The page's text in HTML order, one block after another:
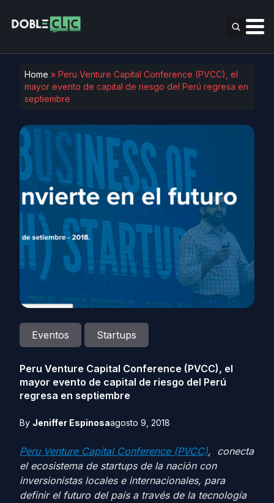
Home » Peru Venture Capital Conference (PVCC), el
mayor evento de capital de riesgo del Perú regresa en
septiembre
Eventos Startups
Peru Venture Capital Conference (PVCC), el
mayor evento de capital de riesgo del Perú
regresa en septiembre
By Jeniffer Espinosaagosto 9, 2018
Peru Venture Capital Conference (PVCC), conecta
el ecosistema de startups de la nación con
inversionistas locales e internacionales, para
definir el futuro del país a través de la tecnología